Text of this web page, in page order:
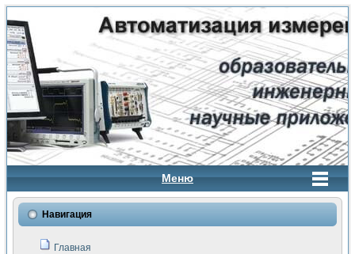
Меню
Навигация
Главная